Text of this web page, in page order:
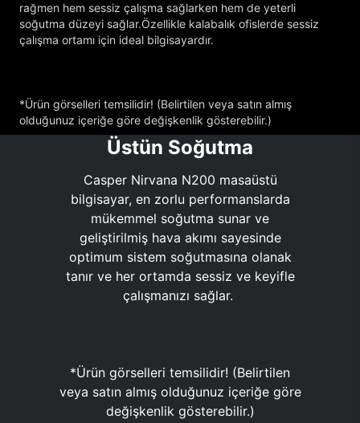
rağmen hem sessiz çalışma sağlarken hem de yeterli
soğutma düzeyi sağlar.Özellikle kalabalık ofislerde sessiz
çalışma ortamı için ideal bilgisayardır.
*Ürün görselleri temsilidir! (Belirtilen veya satın almış
olduğunuz içeriğe göre değişkenlik gösterebilir.)
Üstün Soğutma
Casper Nirvana N200 masaüstü
bilgisayar, en zorlu performanslarda
mükemmel soğutma sunar ve
geliştirilmiş hava akımı sayesinde
optimum sistem soğutmasına olanak
tanır ve her ortamda sessiz ve keyifle
çalışmanızı sağlar.
*Ürün görselleri temsilidir! (Belirtilen
veya satın almış olduğunuz içeriğe göre
değişkenlik gösterebilir.)